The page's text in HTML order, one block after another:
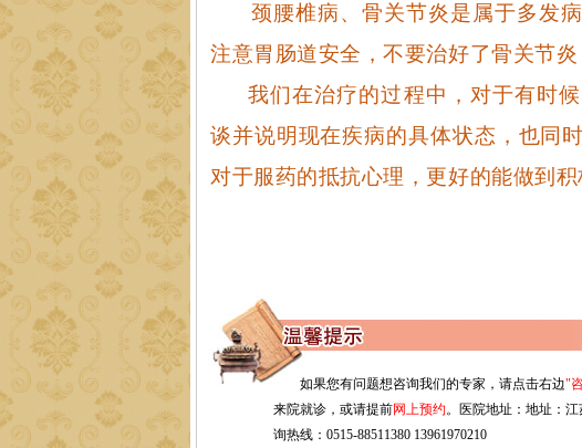
颈腰椎病、骨关节炎是属于多发
注意胃肠道安全，不要治好了骨关节炎
我们在治疗的过程中，对于有时
谈并说明现在疾病的具体状态，也同
对于服药的抵抗心理，更好的能做到积
如果您有问题想咨询我们的专家，请点击右边"
来院就诊，或请提前网上预约。医院地址：地址：
询热线：0515-88511380 13961970210